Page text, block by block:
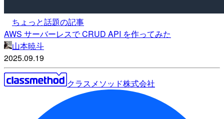
ちょっと話題の記事
AWS サーバーレスで CRUD API を作ってみた
山本暁斗
2025.09.19
クラスメソッド株式会社